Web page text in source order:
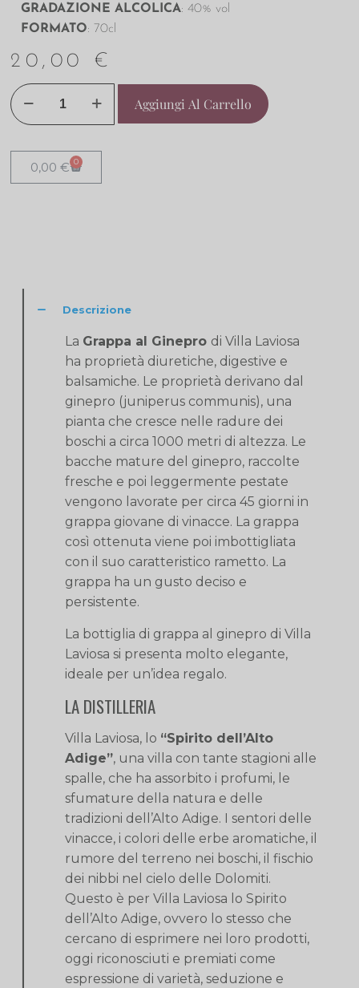
GRADAZIONE ALCOLICA: 40% vol
FORMATO: 70cl
20,00 €
Aggiungi Al Carrello
0,00€ 0
Descrizione
La Grappa al Ginepro di Villa Laviosa
ha proprietà diuretiche, digestive e
balsamiche. Le proprietà derivano dal
ginepro (juniperus communis), una
pianta che cresce nelle radure dei
boschi a circa 1000 metri di altezza. Le
bacche mature del ginepro, raccolte
fresche e poi leggermente pestate
vengono lavorate per circa 45 giorni in
grappa giovane di vinacce. La grappa
così ottenuta viene poi imbottigliata
con il suo caratteristico rametto. La
grappa ha un gusto deciso e
persistente.
La bottiglia di grappa al ginepro di Villa
Laviosa si presenta molto elegante,
ideale per un’idea regalo.
LA DISTILLERIA
Villa Laviosa, lo “Spirito dell’Alto
Adige”, una villa con tante stagioni alle
spalle, che ha assorbito i profumi, le
sfumature della natura e delle
tradizioni dell’Alto Adige. I sentori delle
vinacce, i colori delle erbe aromatiche, il
rumore del terreno nei boschi, il fischio
dei nibbi nel cielo delle Dolomiti.
Questo è per Villa Laviosa lo Spirito
dell’Alto Adige, ovvero lo stesso che
cercano di esprimere nei loro prodotti,
oggi riconosciuti e premiati come
espressione di varietà, seduzione e